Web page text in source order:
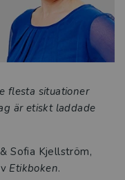
är också högst
arbete,
flesta situationer
är etiskt laddade
Sofia Kjellström,
Etikboken.